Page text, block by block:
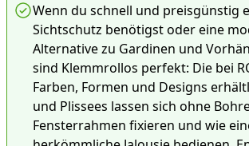
Wenn du schnell und preisgünstig
Sichtschutz benötigst oder eine
Alternative zu Gardinen und
sind Klemmrollos perfekt: Die bei
Farben, Formen und Designs
und Plissees lassen sich ohne
Fensterrahmen fixieren und wie